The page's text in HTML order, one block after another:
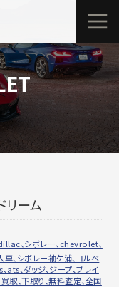
リーム
、シボレー、chevrolet、
車、シボレー袖ケ浦、コルベ
ats、ダッジ、ジープ、ブレイ
取、下取り、無料査定、全国